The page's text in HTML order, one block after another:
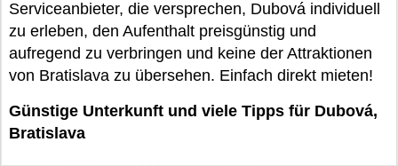
Serviceanbieter, die versprechen, Dubová individuell
zu erleben, den Aufenthalt preisgünstig und
aufregend zu verbringen und keine der Attraktionen
von Bratislava zu übersehen. Einfach direkt mieten!
Günstige Unterkunft und viele Tipps für Dubová,
Bratislava